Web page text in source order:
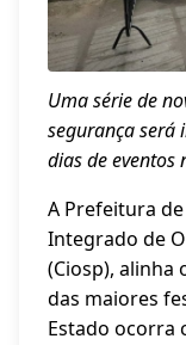
Uma série de
segurança será
dias de eventos
A Prefeitura
Integrado de
(Ciosp), alinha
das maiores
Estado ocorra